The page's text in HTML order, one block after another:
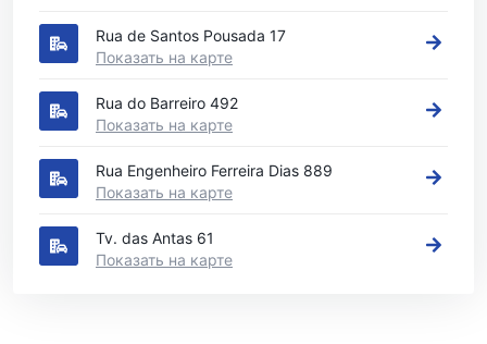
Rua de Santos Pousada 17
Показать на карте
Rua do Barreiro 492
Показать на карте
Rua Engenheiro Ferreira Dias 889
Показать на карте
Tv. das Antas 61
Показать на карте